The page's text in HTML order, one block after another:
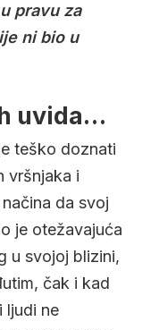
pravu za
ni bio u
uvida…
teško doznati
vršnjaka i
da svoj
je otežavajuća
u svojoj blizini,
čak i kad
ljudi ne